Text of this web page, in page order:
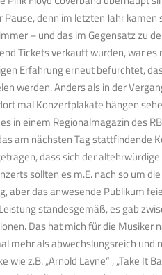
denn im letzten Jahr
– und das im Gegensatz zu
Tickets verkauft wurden, war
Erfahrung erneut befürchtet,
werden. Anders als in der
mal Konzertplakate hängen
in einem Regionalmagazin des
am nächsten Tag stattfindende
dass sich der
sollten es m.E. nach so um
aber das anwesende Publikum
standesgemäß, es gab
Das hat mich für die Musiker
mehr als abwechslungsreich und
z.B. „Arnold Layne“ , „Take It